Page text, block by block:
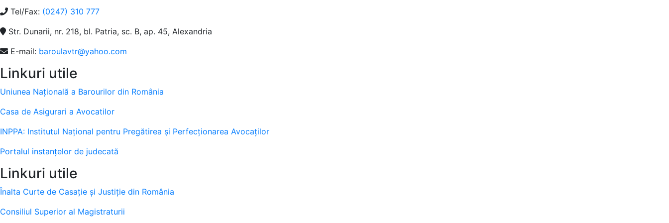
Tel/Fax: (0247) 310 777
Str. Dunarii, nr. 218, bl. Patria, sc. B, ap. 45, Alexandria
E-mail: baroulavtr@yahoo.com
Linkuri utile
Uniunea Națională a Barourilor din România
Casa de Asigurari a Avocatilor
INPPA: Institutul Naţional pentru Pregătirea şi Perfecţionarea Avocaţilor
Portalul instanţelor de judecată
Linkuri utile
Înalta Curte de Casație și Justiție din România
Consiliul Superior al Magistraturii